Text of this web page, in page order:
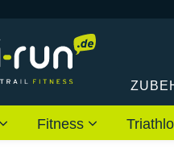
Fitness